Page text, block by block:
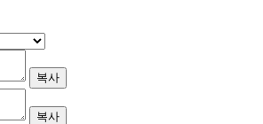
복사
복사